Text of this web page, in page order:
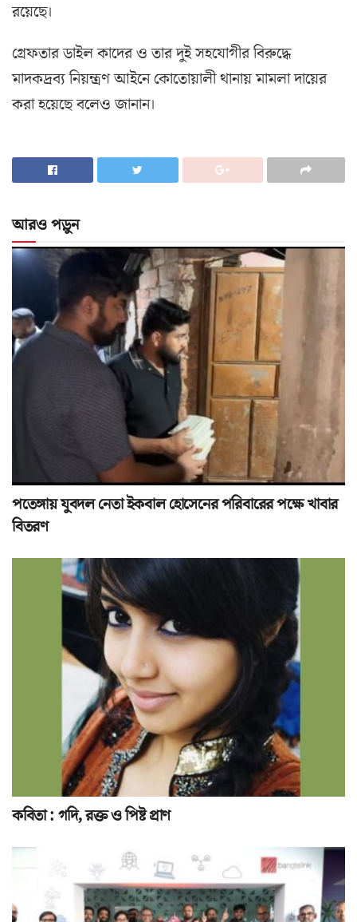
রয়েছে।
গ্রেফতার ডাইল কাদের ও তার দুই সহযোগীর বিরুদ্ধে
মাদকদ্রব্য নিয়ন্ত্রণ আইনে কোতোয়ালী থানায় মামলা দায়ের
করা হয়েছে বলেও জানান।
আরও পড়ুন
পতেঙ্গায় যুবদল নেতা ইকবাল হোসেনের পরিবারের পক্ষে খাবার
বিতরণ
কবিতা : গদি, রক্ত ও পিষ্ট প্রাণ